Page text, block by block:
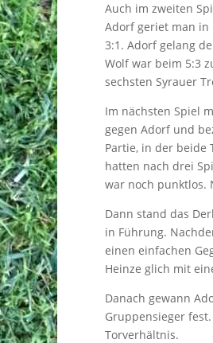
Auch im zweiten
Adorf geriet man in
3:1. Adorf gelang
Wolf war beim 5:3
sechsten Syrauer
Im nächsten Spiel
gegen Adorf und
Partie, in der beide
hatten nach drei
war noch punktlos.
Dann stand das
in Führung.
einen einfachen
Heinze glich mit
Danach gewann
Gruppensieger
Torverhältnis.